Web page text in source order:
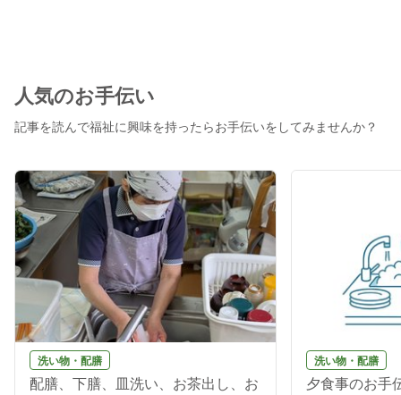
人気のお手伝い
記事を読んで福祉に興味を持ったらお手伝いをしてみませんか？
洗い物・配膳
配膳、下膳、皿洗い、お茶出し、お
洗い物・配膳
夕食事のお手